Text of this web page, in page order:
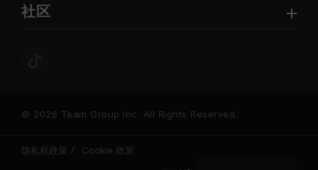
社区
© 2026 Team Group Inc. All Rights Reserved.
隐私权政策 Cookie 政策